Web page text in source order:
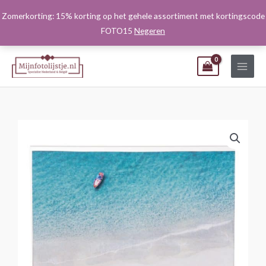
Zomerkorting: 15% korting op het gehele assortiment met kortingscode
FOTO15 Negeren
naar